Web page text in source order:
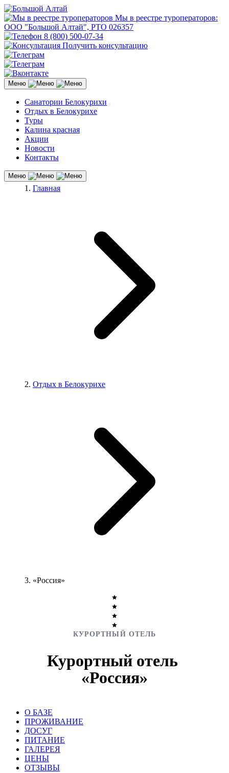
Мы в реестре туроператоров:
ООО "Большой Алтай", РТО 026357
8 (800) 500-07-34
Получить консультацию
Меню
Санатории Белокурихи
Отдых в Белокурихе
Туры
Калина красная
Акции
Новости
Контакты
Меню
Главная
Отдых в Белокурихе
«Россия»
КУРОРТНЫЙ ОТЕЛЬ
Курортный отель
«Россия»
О БАЗЕ
ПРОЖИВАНИЕ
ДОСУГ
ПИТАНИЕ
ГАЛЕРЕЯ
ЦЕНЫ
ОТЗЫВЫ